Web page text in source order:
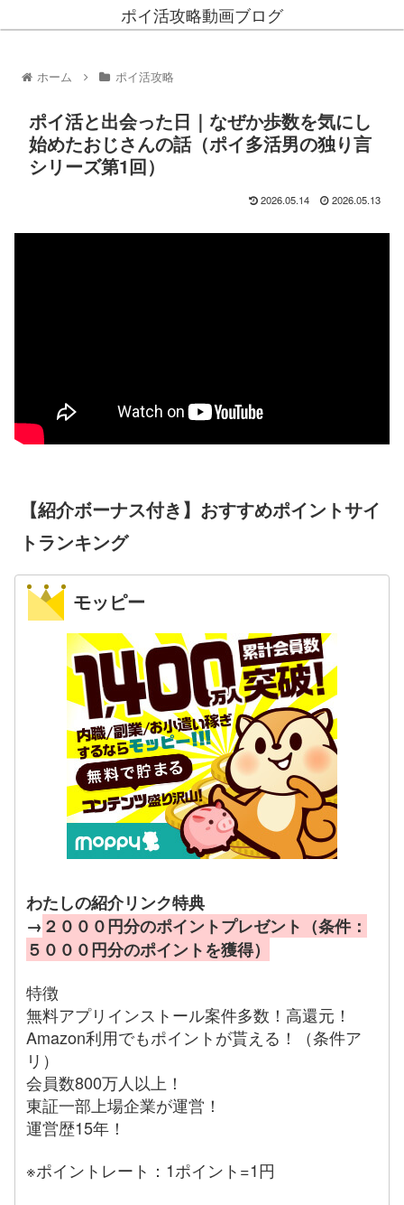
ポイ活攻略動画ブログ
ホーム ポイ活攻略
ポイ活と出会った日｜なぜか歩数を気にし
始めたおじさんの話（ポイ多活男の独り言
シリーズ第1回）
2026.05.14 2026.05.13
【紹介ボーナス付き】おすすめポイントサイ
トランキング
モッピー
わたしの紹介リンク特典
→ ２０００円分のポイントプレゼント（条件：
５０００円分のポイントを獲得）
特徴
無料アプリインストール案件多数！高還元！
Amazon利用でもポイントが貰える！（条件ア
リ）
会員数800万人以上！
東証一部上場企業が運営！
運営歴15年！
※ポイントレート：1ポイント=1円